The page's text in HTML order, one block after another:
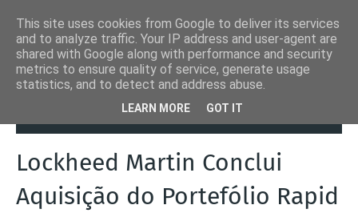
Amentum
Lockheed Martin Conclui Aquisição do
Lockheed Martin Conclui
Aquisição do Portefólio Rapid
This site uses cookies from Google to deliver its services
and to analyze traffic. Your IP address and user-agent are
shared with Google along with performance and security
metrics to ensure quality of service, generate usage
statistics, and to detect and address abuse.
LEARN MORE GOT IT